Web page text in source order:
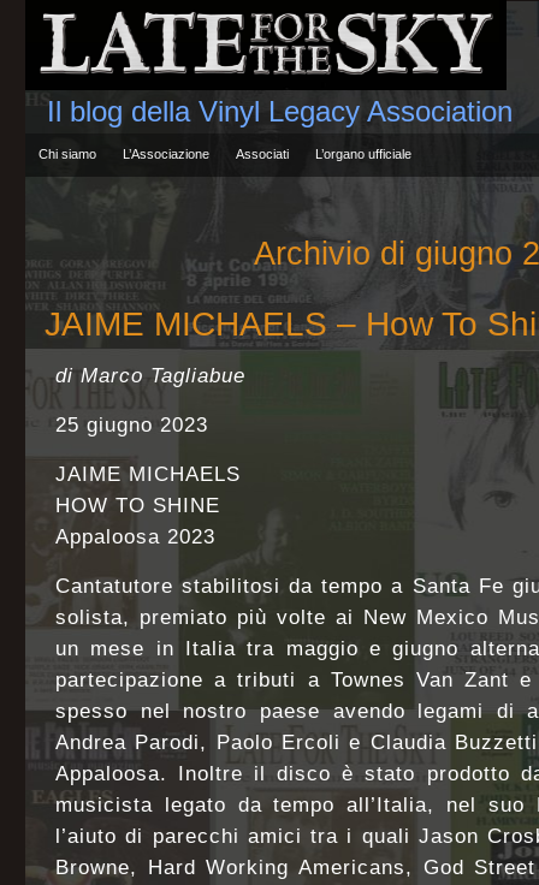
Il blog della Vinyl Legacy Association
Chi siamo L’Associazione Associati L’organo ufficiale
Archivio di giugno
JAIME MICHAELS – How To
di Marco Tagliabue
25 giugno 2023
JAIME MICHAELS
HOW TO SHINE
Appaloosa 2023
Cantatutore stabilitosi da tempo a Santa Fe
solista, premiato più volte ai New Mexico
un mese in Italia tra maggio e giugno
partecipazione a tributi a Townes Van Zant
spesso nel nostro paese avendo legami di
Andrea Parodi, Paolo Ercoli e Claudia
Appaloosa. Inoltre il disco è stato prodotto
musicista legato da tempo all’Italia, nel suo
l’aiuto di parecchi amici tra i quali Jason
Browne, Hard Working Americans, God